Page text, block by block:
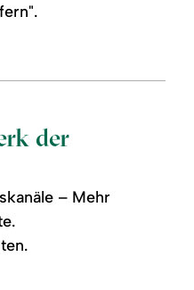
der
– Mehr